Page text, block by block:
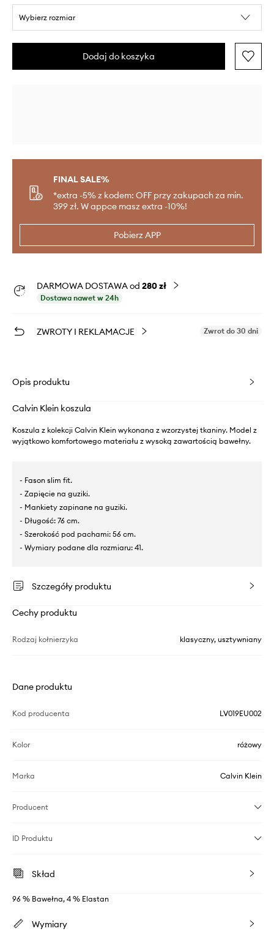
Wybierz rozmiar
Dodaj do koszyka
FINAL SALE%
*extra -5% z kodem: OFF przy zakupach za min.
399 zł. W appce masz extra -10%!
Pobierz APP
DARMOWA DOSTAWA od 280 zł
Dostawa nawet w 24h
ZWROTY I REKLAMACJE Zwrot do 30 dni
Opis produktu
Calvin Klein koszula
Koszula z kolekcji Calvin Klein wykonana z wzorzystej tkaniny. Model z
wyjątkowo komfortowego materiału z wysoką zawartością bawełny.
- Fason slim fit.
- Zapięcie na guziki.
- Mankiety zapinane na guziki.
- Długość: 76 cm.
- Szerokość pod pachami: 56 cm.
- Wymiary podane dla rozmiaru: 41.
Szczegóły produktu
Cechy produktu
Rodzaj kołnierzyka klasyczny, usztywniany
Dane produktu
Kod producenta LV019EU002
Kolor różowy
Marka Calvin Klein
Producent
ID Produktu
Skład
96 % Bawełna, 4 % Elastan
Wymiary